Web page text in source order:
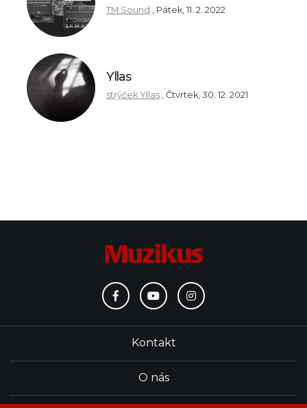
TM Sound , Pátek, 11. 2. 2022
Yllas
strýček Yllas , Čtvrtek, 30. 12. 2021
Kontakt
O nás